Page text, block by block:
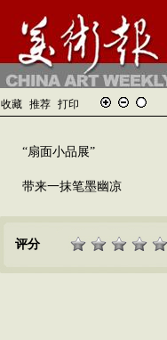
收藏 推荐 打印
“扇面小品展”
带来一抹笔墨幽凉
评分